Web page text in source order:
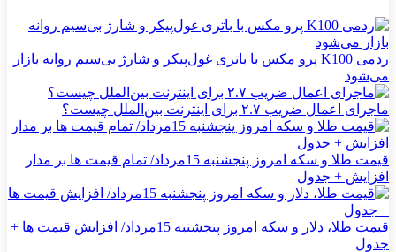
ردمی K100 پرو مکس با باتری غول‌پیکر و شارژ بی‌سیم روانه بازار
می‌شود
ماجرای اعمال ضریب ۲.۷ برای اینترنت بین‌الملل چیست؟
قیمت طلا و سکه امروز پنجشنبه 15مرداد/ تمام قیمت ها بر مدار
افزایش + جدول
قیمت طلا، دلار و سکه امروز پنجشنبه 15مرداد/ افزایش قیمت ها +
جدول